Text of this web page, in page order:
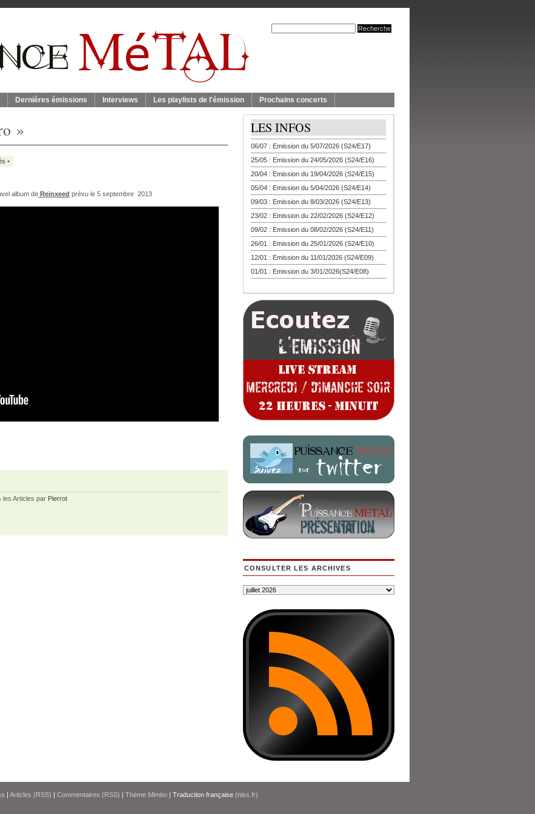
Dernières émissions Interviews Les playlists de l'émission Prochains concerts
»
•
album de Reinxeed prévu le 5 septembre 2013
les Articles par Pierrot
LES INFOS
06/07 : Emission du 5/07/2026 (S24/E17)
25/05 : Emission du 24/05/2026 (S24/E16)
20/04 : Emission du 19/04/2026 (S24/E15)
05/04 : Emission du 5/04/2026 (S24/E14)
09/03 : Emission du 8/03/2026 (S24/E13)
23/02 : Emission du 22/02/2026 (S24/E12)
09/02 : Emission du 08/02/2026 (S24/E11)
26/01 : Emission du 25/01/2026 (S24/E10)
12/01 : Emission du 11/01/2026 (S24/E09)
01/01 : Emission du 3/01/2026(S24/E08)
CONSULTER LES ARCHIVES
| Articles (RSS) | Commentaires (RSS) | Thème Mimbo | Traduction française (niss.fr)